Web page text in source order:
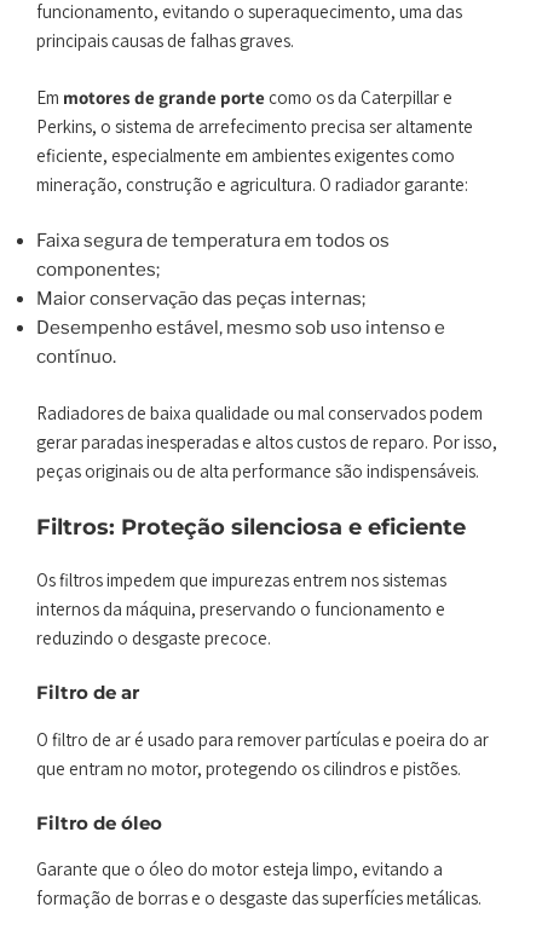
funcionamento, evitando o superaquecimento, uma das
principais causas de falhas graves.
Em motores de grande porte como os da Caterpillar e
Perkins, o sistema de arrefecimento precisa ser altamente
eficiente, especialmente em ambientes exigentes como
mineração, construção e agricultura. O radiador garante:
Faixa segura de temperatura em todos os
componentes;
Maior conservação das peças internas;
Desempenho estável, mesmo sob uso intenso e
contínuo.
Radiadores de baixa qualidade ou mal conservados podem
gerar paradas inesperadas e altos custos de reparo. Por isso,
peças originais ou de alta performance são indispensáveis.
Filtros: Proteção silenciosa e eficiente
Os filtros impedem que impurezas entrem nos sistemas
internos da máquina, preservando o funcionamento e
reduzindo o desgaste precoce.
Filtro de ar
O filtro de ar é usado para remover partículas e poeira do ar
que entram no motor, protegendo os cilindros e pistões.
Filtro de óleo
Garante que o óleo do motor esteja limpo, evitando a
formação de borras e o desgaste das superfícies metálicas.